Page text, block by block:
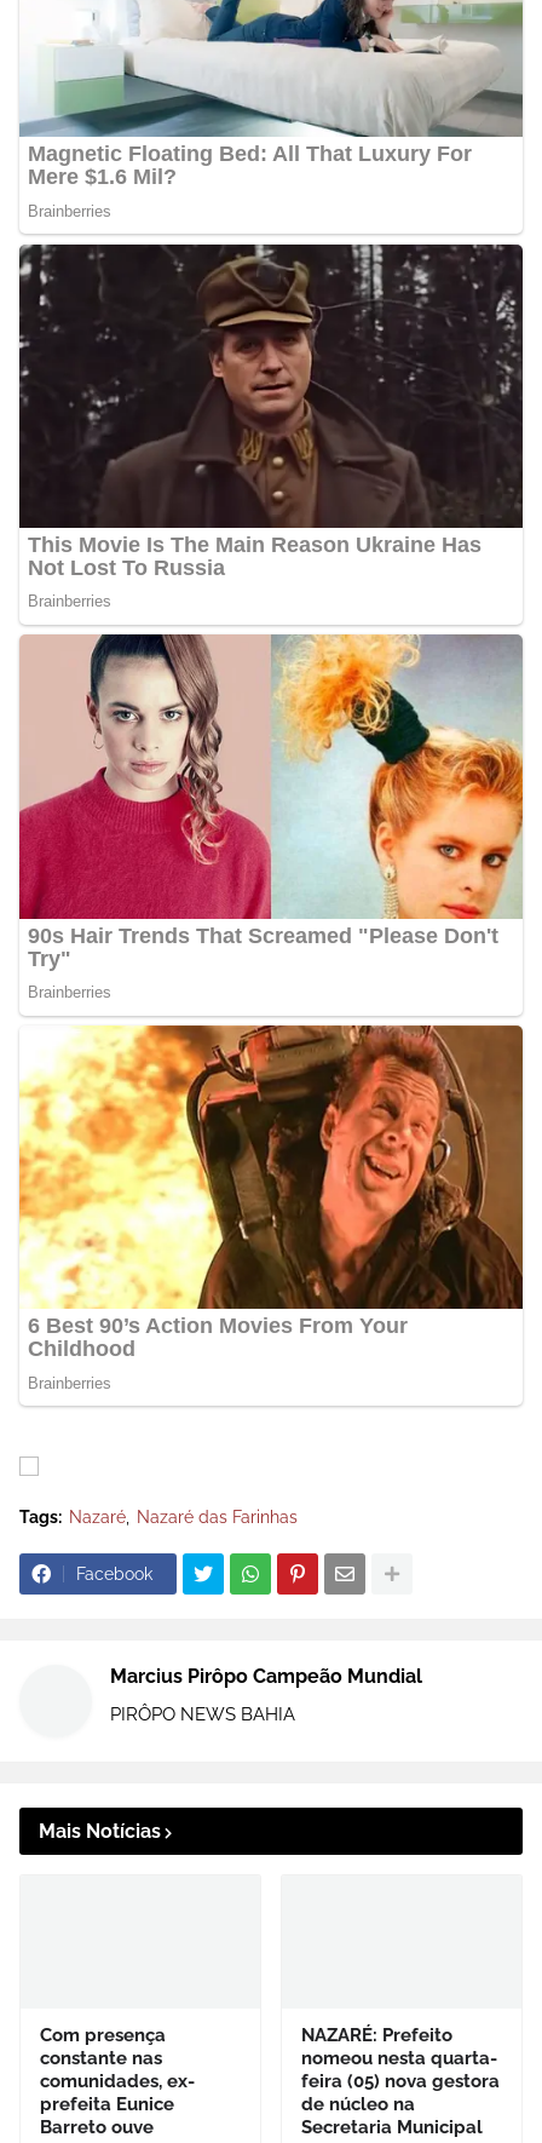
Tags: Nazaré Nazaré das Farinhas
Facebook
Marcius Pirôpo Campeão Mundial
PIRÔPO NEWS BAHIA
Mais Notícias
Com presença
constante nas
comunidades, ex-
prefeita Eunice
Barreto ouve
NAZARÉ: Prefeito
nomeou nesta quarta-
feira (05) nova gestora
de núcleo na
Secretaria Municipal